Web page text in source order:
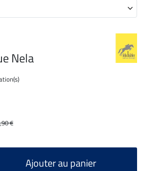
Nela
€
Ajouter au panier